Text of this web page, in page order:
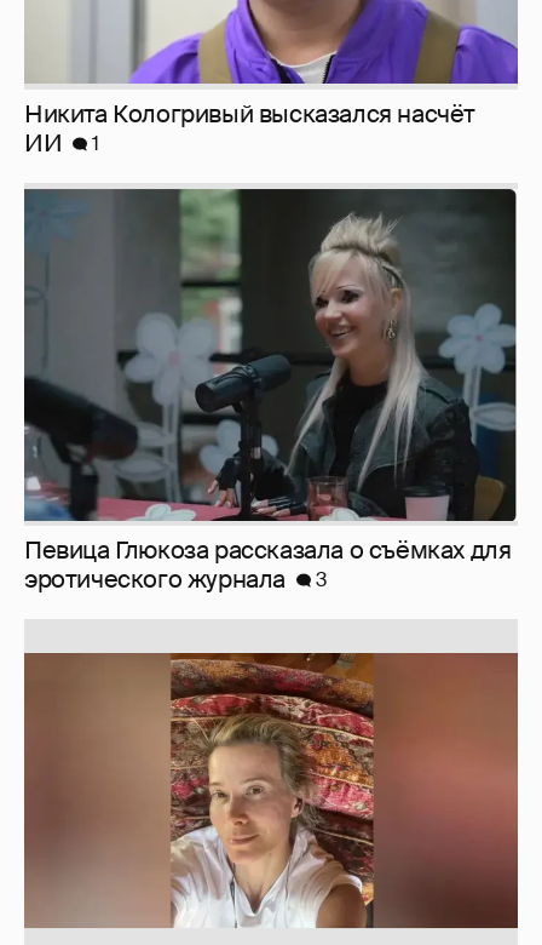
Певица Глюкоза рассказала о съёмках для
эротического журнала
3
Юлия Высоцкая выложила селфи без